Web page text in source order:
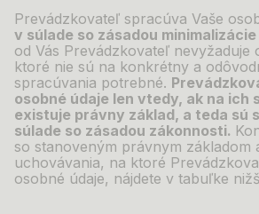
Prevádzkovateľ spracúva Vaše
v súlade so zásadou minimalizácie
od Vás Prevádzkovateľ nevyžaduje
ktoré nie sú na konkrétny a
spracúvania potrebné.
osobné údaje len vtedy, ak na ich
existuje právny základ, a teda sú
súlade so zásadou zákonnosti.
so stanoveným právnym základom
uchovávania, na ktoré
osobné údaje, nájdete v tabuľke